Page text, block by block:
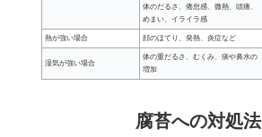
体のだるさ、倦怠感、微熱、頭痛、
めまい、イライラ感
熱が強い場合 顔のほてり、発熱、炎症など
湿気が強い場合
体の重だるさ、むくみ、痰や鼻水の
増加
腐苔への対処法